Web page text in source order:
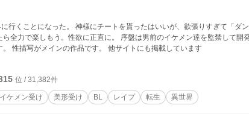
行くことになった。 神様にチートを貰ったはいいが、欲張りすぎて「ダン
正直に。 序盤は男前のイケメン達を監禁して開発
調教していきます。 いろんなプレイでイかせまくります。 性描写がメインの作品です。 他サイトにも掲載しています
位 / 31,382件
イケメン受け 美形受け BL レイプ 転生 異世界